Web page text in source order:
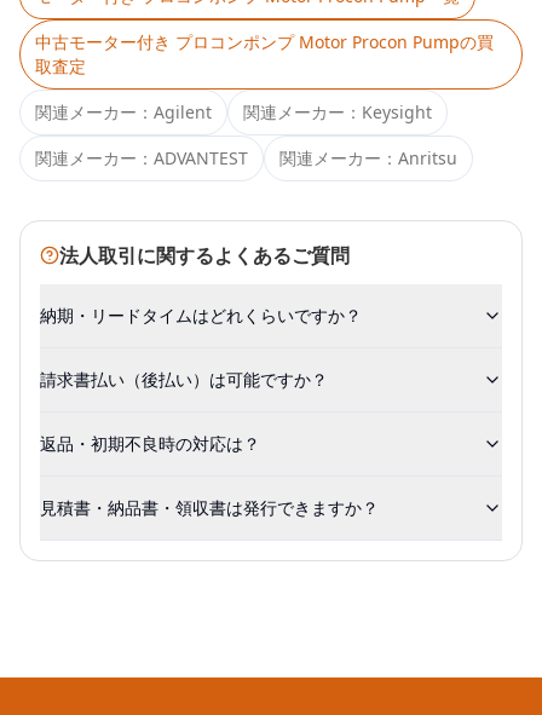
中古モーター付き プロコンポンプ Motor Procon Pumpの買
取査定
関連メーカー： Agilent 関連メーカー： Keysight
関連メーカー： ADVANTEST 関連メーカー： Anritsu
法人取引に関するよくあるご質問
納期・リードタイムはどれくらいですか？
請求書払い（後払い）は可能ですか？
返品・初期不良時の対応は？
見積書・納品書・領収書は発行できますか？